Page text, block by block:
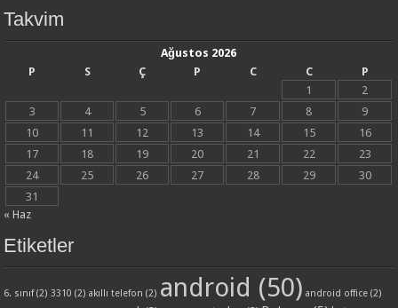
Takvim
Ağustos 2026
P
S Ç P C C
P
1
2
3
4 5 6 7 8
9
10
11 12 13 14 15
16
17
18 19 20 21 22
23
24
25 26 27 28 29
30
31
« Haz
Etiketler
6. sınıf(2) 3310 (2) akıllı telefon (2) android (50) android office (2)